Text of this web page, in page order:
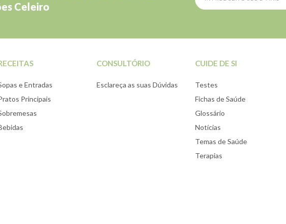
Celeiro
e Entradas
Principais
CONSULTÓRIO
Esclareça as suas Dúvidas
CUIDE DE SI
Testes
Fichas de Saúde
Glossário
Notícias
Temas de Saúde
Terapias